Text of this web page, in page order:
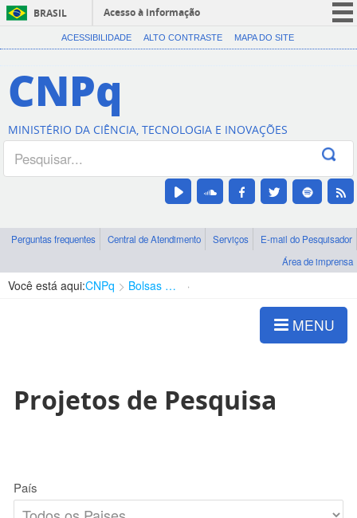
BRASIL
Acesso à informação
CORONAVÍRUS (COVID-19)
Canais
ACESSIBILIDADE ALTO CONTRASTE MAPA DO SITE
CNPq
MINISTÉRIO DA CIÊNCIA, TECNOLOGIA E INOVAÇÕES
Perguntas frequentes Central de Atendimento Serviços
E-mail do Pesquisador
Área de imprensa
Você está aqui:CNPq Bolsas e Auxílios Vigentes
MENU
Projetos de Pesquisa
País